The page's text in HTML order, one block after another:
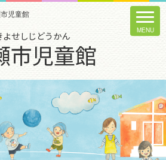
児童館
よせしじどうかん
市児童館